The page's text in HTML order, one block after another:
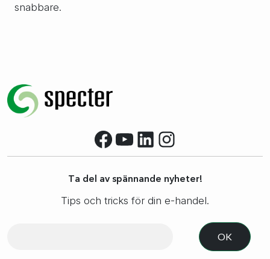
snabbare.
Facebook
YouTube
LinkedIn
Instagram
Ta del av spännande nyheter!
Tips och tricks för din e-handel.